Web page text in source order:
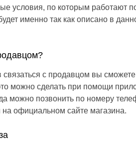
условия, по которым работают
именно так как описано в
связаться с продавцом вы
можно сделать при помощи
можно позвонить по номеру
официальном сайте магазина.